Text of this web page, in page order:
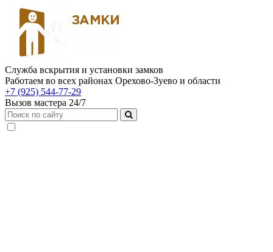
Служба вскрытия и установки замков
Работаем во всех районах Орехово-Зуево и области
+7 (925) 544-77-29
Вызов мастера 24/7